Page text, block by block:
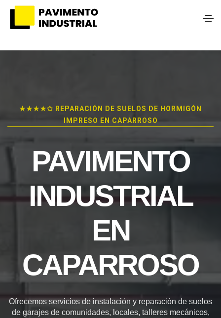
★★★★✩ REPARACIÓN DE SUELOS DE HORMIGÓN
IMPRESO EN CAPARROSO
PAVIMENTO
INDUSTRIAL
EN
CAPARROSO
Ofrecemos servicios de instalación y reparación de suelos
de garajes de comunidades, locales, talleres mecánicos,